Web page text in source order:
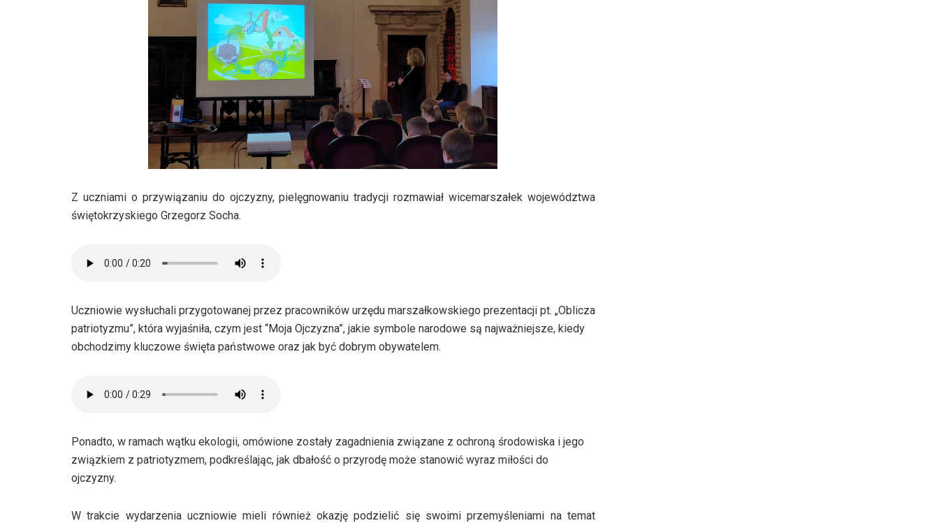
Z uczniami o przywiązaniu do ojczyzny, pielęgnowaniu tradycji rozmawiał wicemarszałek województwa
świętokrzyskiego Grzegorz Socha.
Uczniowie wysłuchali przygotowanej przez pracowników urzędu marszałkowskiego prezentacji pt. „Oblicza
patriotyzmu”, która wyjaśniła, czym jest “Moja Ojczyzna”, jakie symbole narodowe są najważniejsze, kiedy
obchodzimy kluczowe święta państwowe oraz jak być dobrym obywatelem.
Ponadto, w ramach wątku ekologii, omówione zostały zagadnienia związane z ochroną środowiska i jego
związkiem z patriotyzmem, podkreślając, jak dbałość o przyrodę może stanowić wyraz miłości do
ojczyzny.
W trakcie wydarzenia uczniowie mieli również okazję podzielić się swoimi przemyśleniami na temat